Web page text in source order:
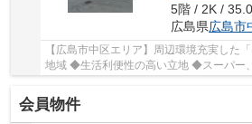
5階 / 2K /
広島県広島市
【広島市中区エリア】周辺環境充実した
地域 ◆生活利便性の高い立地 ◆スーパー
会員物件